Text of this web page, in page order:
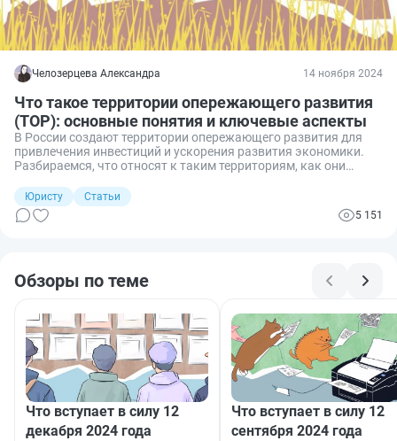
Челозерцева Александра 14 ноября 2024
Что такое территории опережающего развития
(ТОР): основные понятия и ключевые аспекты
В России создают территории опережающего развития для
привлечения инвестиций и ускорения развития экономики.
Разбираемся, что относят к таким территориям, как они
резидентам.
Юристу
Статьи
5 151
Обзоры по теме
Что вступает в силу 12
декабря 2024 года
Что вступает в силу 12
сентября 2024 года